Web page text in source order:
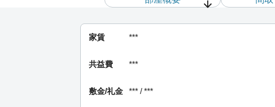
家賃 ***
共益費 ***
敷金/礼金 *** / ***